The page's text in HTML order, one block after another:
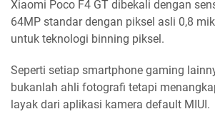
Xiaomi Poco F4 GT dibekali dengan
64MP standar dengan piksel asli 0,8
untuk teknologi binning piksel.
Seperti setiap smartphone gaming
bukanlah ahli fotografi tetapi
layak dari aplikasi kamera default MIUI.